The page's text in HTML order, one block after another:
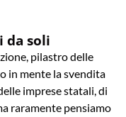
da soli
pilastro delle
in mente la svendita
imprese statali, di
raramente pensiamo